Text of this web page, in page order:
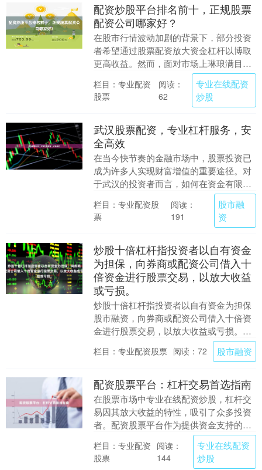
配资炒股平台排名前十，正规股票
配资公司哪家好？
在股市行情波动加剧的背景下，部分投资
者希望通过股票配资放大资金杠杆以博取
更高收益。然而，面对市场上琳琅满目的
配资平台，如何甄别其正规性与安全性，
并选择一家可靠的....
栏目：专业配资
股票
阅读：
62
专业在线配资
炒股
武汉股票配资，专业杠杆服务，安
全高效
在当今快节奏的金融市场中，股票投资已
成为许多人实现财富增值的重要途径。对
于武汉的投资者而言，如何在资金有限的
情况下抓住市场机遇，成为亟待解决的问
题。**武汉股票....
栏目：专业配资股
票
阅读：
191
股市融
资
炒股十倍杠杆指投资者以自有资金
为担保，向券商或配资公司借入十
倍资金进行股票交易，以放大收益
或亏损。
炒股十倍杠杆指投资者以自有资金为担保
股市融资，向券商或配资公司借入十倍资
金进行股票交易，以放大收益或亏损。这
种投资方式近年来在市场上引起了广泛关
注，尤其受到追求....
栏目：专业配资股票 阅读：72 股市融资
配资股票平台：杠杆交易首选指南
在股票市场中专业在线配资炒股，杠杆交
易因其放大收益的特性，吸引了众多投资
者。配资股票平台作为提供资金支持的工
具，已成为短线交易者和资金有限投资者
的重要选择。本文....
栏目：专业配资
股票
阅读：
144
专业在线配资
炒股